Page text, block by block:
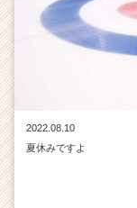
2022.08.10
夏休みですよ